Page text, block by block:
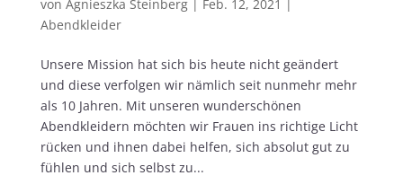
von Agnieszka Steinberg| Feb. 12, 2021 |
Abendkleider
Unsere Mission hat sich bis heute nicht geändert
und diese verfolgen wir nämlich seit nunmehr mehr
als 10 Jahren. Mit unseren wunderschönen
Abendkleidern möchten wir Frauen ins richtige Licht
rücken und ihnen dabei helfen, sich absolut gut zu
fühlen und sich selbst zu...